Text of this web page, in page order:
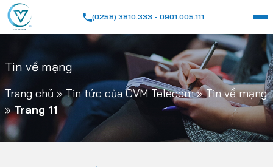
(0258) 3810.333 - 0901.005.111
Tin về mạng
Trang chủ »Tin tức của CVM Telecom»Tin về mạng
»Trang 11